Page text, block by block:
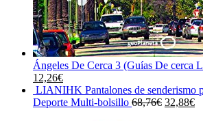
Ángeles De Cerca 3 (Guías De cerca
El
precio
original
12,26€El
precio
actual
LIANIHK Pantalones de senderismo
Deporte Multi-bolsillo 68,76€ El
32,88€El